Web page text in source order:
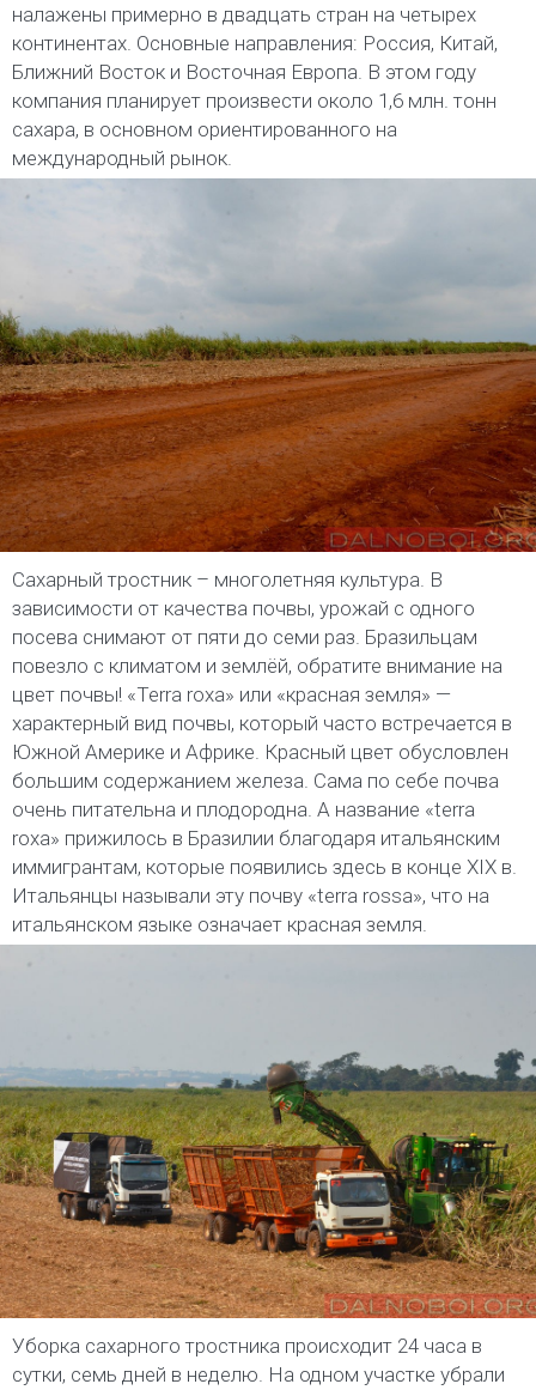
налажены примерно в двадцать стран на четырех
континентах. Основные направления: Россия, Китай,
Ближний Восток и Восточная Европа. В этом году
компания планирует произвести около 1,6 млн. тонн
сахара, в основном ориентированного на
международный рынок.
Сахарный тростник – многолетняя культура. В
зависимости от качества почвы, урожай с одного
посева снимают от пяти до семи раз. Бразильцам
повезло с климатом и землёй, обратите внимание на
цвет почвы! «Terra roxa» или «красная земля» —
характерный вид почвы, который часто встречается в
Южной Америке и Африке. Красный цвет обусловлен
большим содержанием железа. Сама по себе почва
очень питательна и плодородна. А название «terra
roxa» прижилось в Бразилии благодаря итальянским
иммигрантам, которые появились здесь в конце XIX в.
Итальянцы называли эту почву «terra rossa», что на
итальянском языке означает красная земля.
Уборка сахарного тростника происходит 24 часа в
сутки, семь дней в неделю. На одном участке убрали